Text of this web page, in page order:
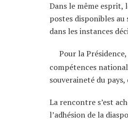
Dans le même esprit,
postes disponibles
dans les instances
Pour la
compétences
souveraineté du
La rencontre s’est
l’adhésion de la